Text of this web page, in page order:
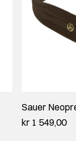
Sauer
kr 1 549,00